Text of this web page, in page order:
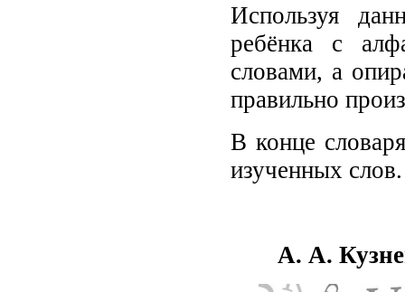
Используя
ребёнка с
словами, а
правильно
В конце
изученных слов.
А. А.